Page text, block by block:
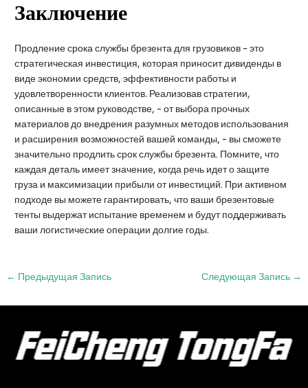
Заключение
Продление срока службы брезента для грузовиков - это
стратегическая инвестиция, которая приносит дивиденды в
виде экономии средств, эффективности работы и
удовлетворенности клиентов. Реализовав стратегии,
описанные в этом руководстве, - от выбора прочных
материалов до внедрения разумных методов использования
и расширения возможностей вашей команды, - вы сможете
значительно продлить срок службы брезента. Помните, что
каждая деталь имеет значение, когда речь идет о защите
груза и максимизации прибыли от инвестиций. При активном
подходе вы можете гарантировать, что ваши брезентовые
тенты выдержат испытание временем и будут поддерживать
ваши логистические операции долгие годы.
Навигация
записям
← Предыдущая Запись Следующая Запись →